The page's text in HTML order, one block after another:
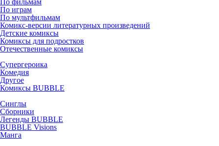
По фильмам
По играм
По мультфильмам
Комикс-версии литературных произведений
Детские комиксы
Комиксы для подростков
Отечественные комиксы
Супергероика
Комедия
Другое
Комиксы BUBBLE
Синглы
Сборники
Легенды BUBBLE
BUBBLE Visions
Манга